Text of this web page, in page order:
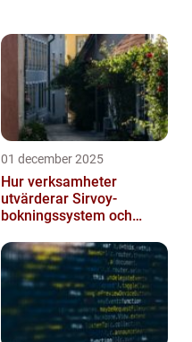
01 december 2025
Hur verksamheter
utvärderar Sirvoy-
bokningssystem och